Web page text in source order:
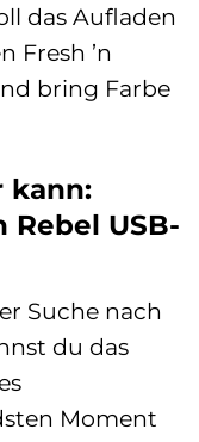
das Aufladen
Fresh ’n
bring Farbe
kann:
Rebel USB-
Suche nach
du das
Moment